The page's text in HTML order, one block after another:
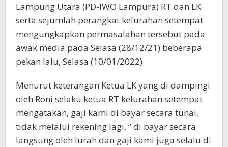
Lampung Utara (PD-IWO Lampura) RT dan LK
serta sejumlah perangkat kelurahan setempat
mengungkapkan permasalahan tersebut pada
awak media pada Selasa (28/12/21) beberapa
pekan lalu, Selasa (10/01/2022)
Menurut keterangan Ketua LK yang di dampingi
oleh Roni selaku ketua RT kelurahan setempat
mengatakan, gaji kami di bayar secara tunai,
tidak melalui rekening lagi, ” di bayar secara
langsung oleh lurah dan gaji kami juga selalu di